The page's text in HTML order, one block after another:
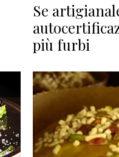
Se
più furbi